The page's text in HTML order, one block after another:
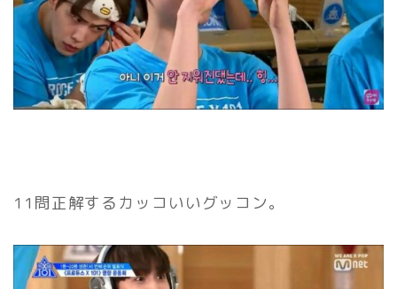
11問正解するカッコいいグッコン。